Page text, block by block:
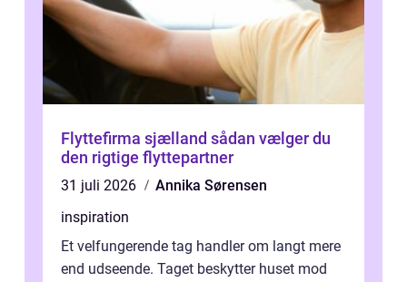
Flyttefirma sjælland sådan vælger du
den rigtige flyttepartner
31 juli 2026
Annika Sørensen
inspiration
Et velfungerende tag handler om langt mere
end udseende. Taget beskytter huset mod